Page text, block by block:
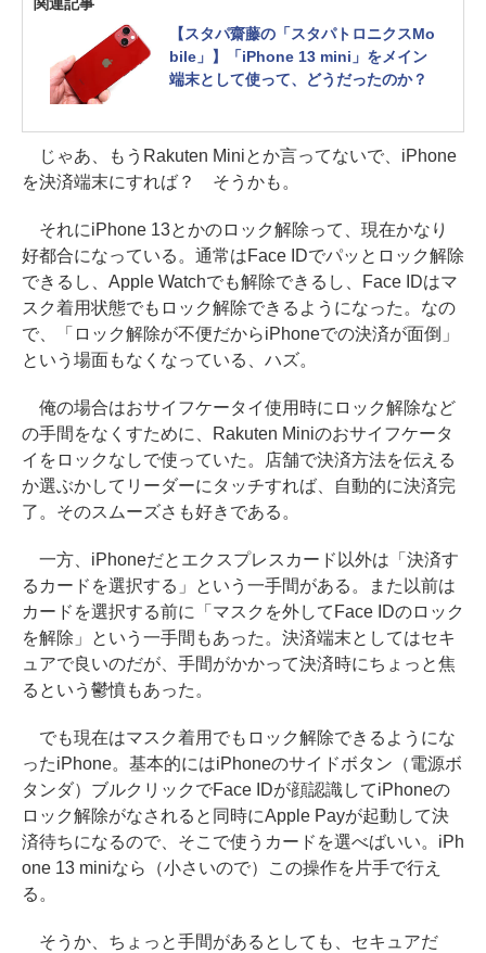
【スタパ齋藤の「スタパトロニクスMo
bile」】「iPhone 13 mini」をメイン
端末として使って、どうだったのか？
じゃあ、もうRakuten Miniとか言ってないで、iPhone
を決済端末にすれば？ そうかも。
それにiPhone 13とかのロック解除って、現在かなり
好都合になっている。通常はFace IDでパッとロック解除
できるし、Apple Watchでも解除できるし、Face IDはマ
スク着用状態でもロック解除できるようになった。なの
で、「ロック解除が不便だからiPhoneでの決済が面倒」
という場面もなくなっている、ハズ。
俺の場合はおサイフケータイ使用時にロック解除など
の手間をなくすために、Rakuten Miniのおサイフケータ
イをロックなしで使っていた。店舗で決済方法を伝える
か選ぶかしてリーダーにタッチすれば、自動的に決済完
了。そのスムーズさも好きである。
一方、iPhoneだとエクスプレスカード以外は「決済す
るカードを選択する」という一手間がある。また以前は
カードを選択する前に「マスクを外してFace IDのロック
を解除」という一手間もあった。決済端末としてはセキ
ュアで良いのだが、手間がかかって決済時にちょっと焦
るという鬱憤もあった。
でも現在はマスク着用でもロック解除できるようにな
ったiPhone。基本的にはiPhoneのサイドボタン（電源ボ
タンダ）ブルクリックでFace IDが顔認識してiPhoneの
ロック解除がなされると同時にApple Payが起動して決
済待ちになるので、そこで使うカードを選べばいい。iPh
one 13 miniなら（小さいので）この操作を片手で行え
る。
そうか、ちょっと手間があるとしても、セキュアだ